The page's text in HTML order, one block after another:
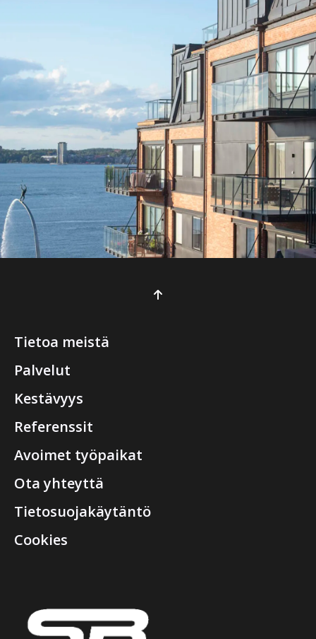
Tietoa meistä
Palvelut
Kestävyys
Referenssit
Avoimet työpaikat
Ota yhteyttä
Tietosuojakäytäntö
Cookies